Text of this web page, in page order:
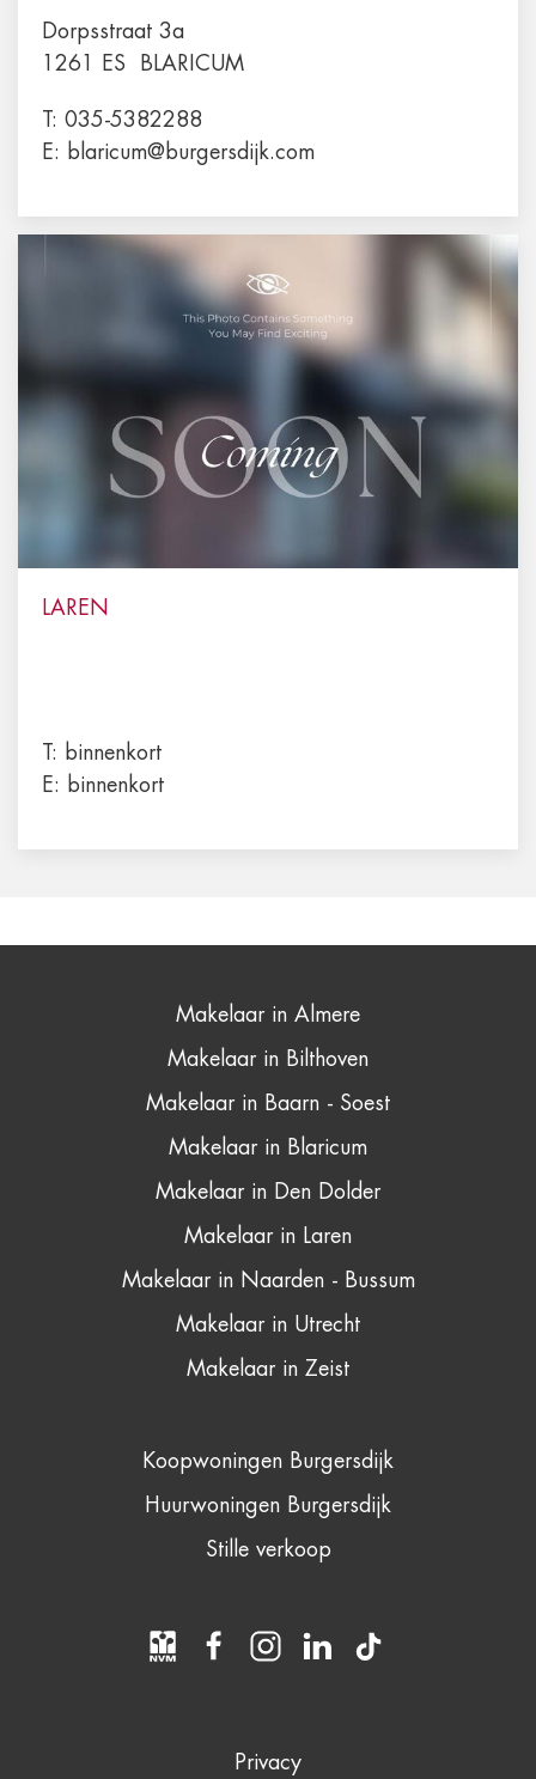
Dorpsstraat 3a
1261 ES
BLARICUM
T: 035-5382288
E:
blaricum@burgersdijk.com
LAREN
T:
binnenkort
E:
binnenkort
Makelaar in Almere
Makelaar in Bilthoven
Makelaar in Baarn - Soest
Makelaar in Blaricum
Makelaar in Den Dolder
Makelaar in Laren
Makelaar in Naarden - Bussum
Makelaar in Utrecht
Makelaar in Zeist
Koopwoningen Burgersdijk
Huurwoningen Burgersdijk
Stille verkoop
Privacy